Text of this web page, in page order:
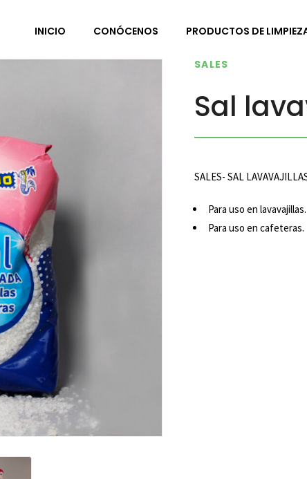
INICIO CONÓCENOS PRODUCTOS DE
SALES
Sal
SALES- SAL
Para uso en lavavajillas.
Para uso en cafeteras.